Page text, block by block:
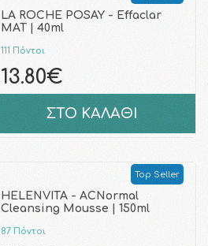
LA ROCHE POSAY - Effaclar
MAT | 40ml
111 Πόντοι
13.80€
ΣΤΟ ΚΑΛΑΘΙ
Top Seller
HELENVITA - ACNormal
Cleansing Mousse | 150ml
87 Πόντοι